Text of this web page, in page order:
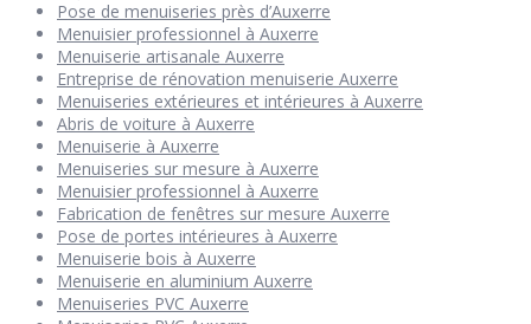
Pose de menuiseries près d’Auxerre
Menuisier professionnel à Auxerre
Menuiserie artisanale Auxerre
Entreprise de rénovation menuiserie Auxerre
Menuiseries extérieures et intérieures à Auxerre
Abris de voiture à Auxerre
Menuiserie à Auxerre
Menuiseries sur mesure à Auxerre
Menuisier professionnel à Auxerre
Fabrication de fenêtres sur mesure Auxerre
Pose de portes intérieures à Auxerre
Menuiserie bois à Auxerre
Menuiserie en aluminium Auxerre
Menuiseries PVC Auxerre